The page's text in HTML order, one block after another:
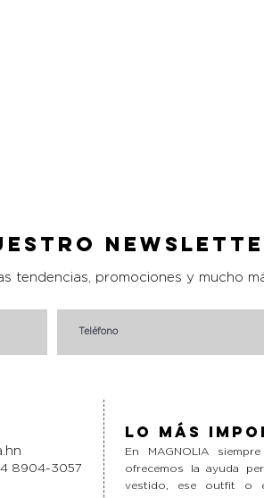
tendencias, promociones y mucho
8904-3057
Lo más
En MAGNOLIA
ofrecemos la ayuda
vestido, ese outfit o